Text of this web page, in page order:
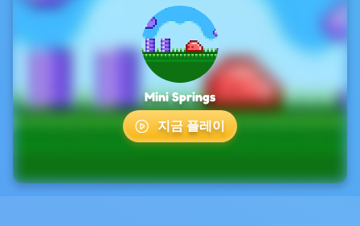
Mini Springs
지금 플레이